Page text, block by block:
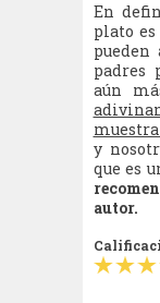
En
plato
padres
aún
y
que es
autor.